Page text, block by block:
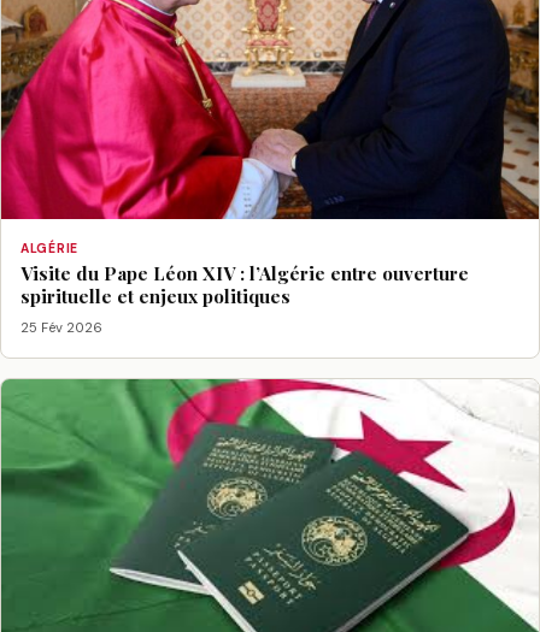
ALGÉRIE
Visite du Pape Léon XIV : l’Algérie entre ouverture
spirituelle et enjeux politiques
25 Fév 2026